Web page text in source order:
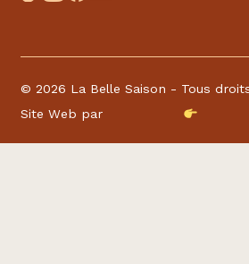
© 2026 La Belle Saison - Tous
Site Web par